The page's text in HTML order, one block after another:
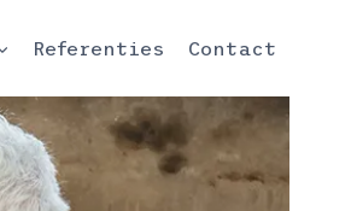
Referenties Contact